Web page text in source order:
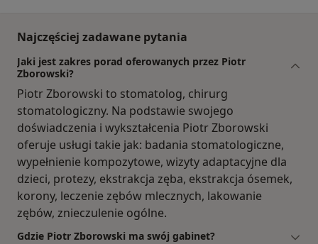
Najczęściej zadawane pytania
Jaki jest zakres porad oferowanych przez Piotr
Zborowski?
Piotr Zborowski to stomatolog, chirurg
stomatologiczny. Na podstawie swojego
doświadczenia i wykształcenia Piotr Zborowski
oferuje usługi takie jak: badania stomatologiczne,
wypełnienie kompozytowe, wizyty adaptacyjne dla
dzieci, protezy, ekstrakcja zęba, ekstrakcja ósemek,
korony, leczenie zębów mlecznych, lakowanie
zębów, znieczulenie ogólne.
Gdzie Piotr Zborowski ma swój gabinet?